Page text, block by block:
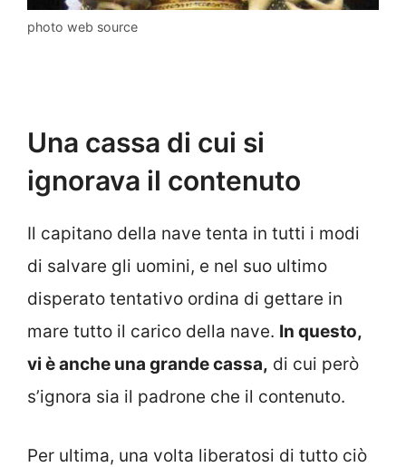
photo web source
Una cassa di cui si
ignorava il contenuto
Il capitano della nave tenta in tutti i modi
di salvare gli uomini, e nel suo ultimo
disperato tentativo ordina di gettare in
mare tutto il carico della nave. In questo,
vi è anche una grande cassa, di cui però
s’ignora sia il padrone che il contenuto.
Per ultima, una volta liberatosi di tutto ciò